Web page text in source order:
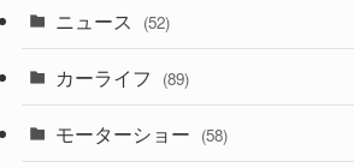
(43)
(6)
(9)
(28)
(27)
(26)
ニュース (52)
カーライフ (89)
モーターショー (58)